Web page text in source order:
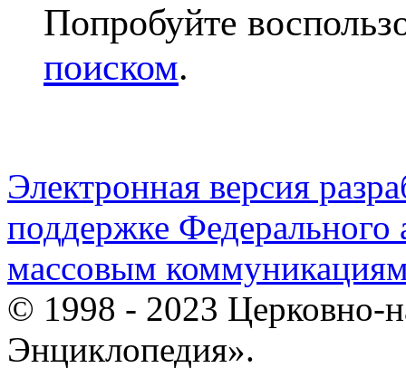
Попробуйте
поиском.
Электронная версия
поддержке Федерального
массовым
© 1998 - 2023 Церковно-
Энциклопедия».